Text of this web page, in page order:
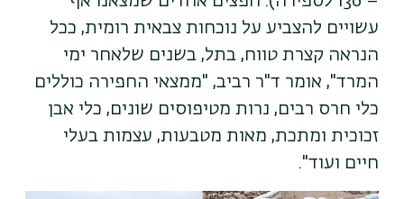
עשויים להצביע על נוכחות צבאית רומית, ככל
הנראה קצרת טווח, בתל, בשנים שלאחר ימי
המרד", אומר ד"ר רביב, "ממצאי החפירה כוללים
כלי חרס רבים, נרות מטיפוסים שונים, כלי אבן
זכוכית ומתכת, מאות מטבעות, עצמות בעלי
חיים ועוד".